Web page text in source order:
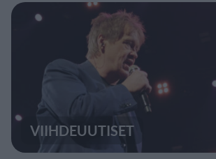
VIIHDEUUTISET